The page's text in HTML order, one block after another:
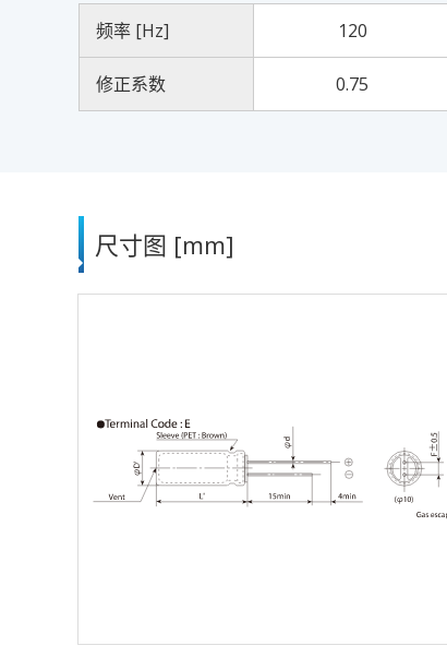
频率 [Hz] 120
修正系数 0.75
尺寸图 [mm]